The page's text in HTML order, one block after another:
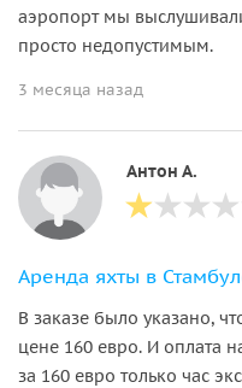
аэропорт мы
просто недопустимым.
3 месяца назад
Антон А.
В заказе было указано,
цене 160 евро. И оплата
за 160 евро только час